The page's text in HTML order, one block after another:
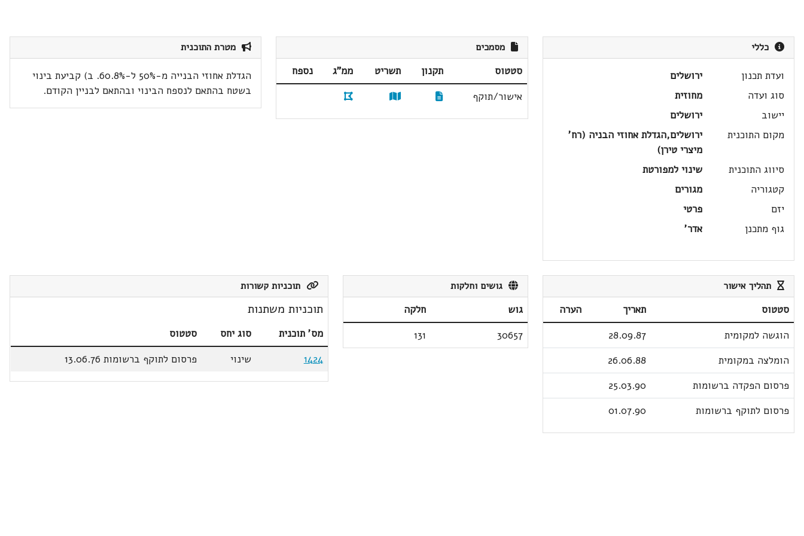
כללי
ועדת תכנון
ירושלים
סוג ועדה
מחוזית
יישוב
ירושלים
מקום התוכנית
ירושלים,הגדלת אחוזי הבניה (רח'
מיצרי טירן)
סיווג התוכנית
שינוי למפורטת
קטגוריה
מגורים
יזם
פרטי
גוף מתכנן
אדר'
מסמכים
סטטוס תקנון תשריט ממ"ג
נספח
אישור/תוקף
מטרת התוכנית
הגדלת אחוזי הבנייה מ-50% ל-60.8%. ב) קביעת בינוי
בשטח בהתאם לנספח הבינוי ובהתאם לבניין הקודם.
תהליך אישור
סטטוס תאריך
הערה
הוגשה למקומית
28.09.87
הומלצה במקומית
26.06.88
פרסום הפקדה ברשומות
25.03.90
פרסום לתוקף ברשומות
01.07.90
גושים וחלקות
גוש
חלקה
30657
131
תוכניות קשורות
תוכניות משתנות
מס' תוכנית סוג יחס
סטטוס
1424
שינוי פרסום לתוקף ברשומות 13.06.76